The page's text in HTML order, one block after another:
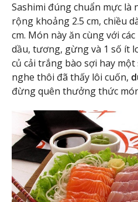
Sashimi đúng chuẩn mực
rộng khoảng 2.5 cm, chiều
cm. Món này ăn cùng với
dầu, tương, gừng và 1 số ít
củ cải trắng bào sợi hay
nghe thôi đã thấy lôi cuốn,
đừng quên thưởng thức